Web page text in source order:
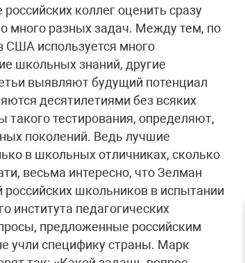
коллег оценить сразу
много разных задач. Между тем, по
США используется много
школьных знаний, другие
выявляют будущий потенциал
десятилетиями без всяких
такого тестирования, определяют,
поколений. Ведь лучшие
в школьных отличниках, сколько
весьма интересно, что Зелман
школьников в испытании
института педагогических
предложенные российским
учли специфику страны. Марк